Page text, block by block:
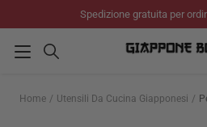
al
contenuto
Spedizione gratuita per
Home Utensili Da Cucina Giapponesi